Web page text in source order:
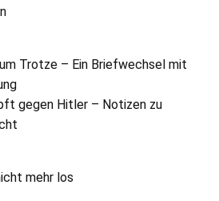
Trotze – Ein Briefwechsel mit
gegen Hitler – Notizen zu
mehr los